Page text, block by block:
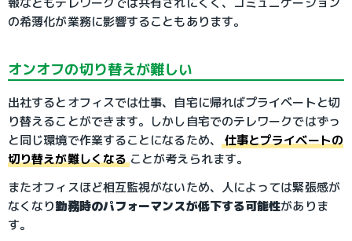
の希薄化が業務に影響することもあります。
オンオフの切り替えが難しい
出社するとオフィスでは仕事、自宅に帰ればプライベートと切
り替えることができます。しかし自宅でのテレワークではずっ
と同じ環境で作業することになるため、
仕事とプライベートの
切り替えが難しくなる ことが考えられます。
またオフィスほど相互監視がないため、人によっては緊張感が
なくなり勤務時のパフォーマンスが低下する可能性がありま
す。